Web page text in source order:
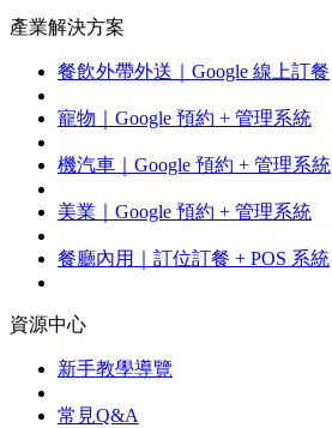
產業解決方案
餐飲外帶外送｜Google 線上訂餐
寵物｜Google 預約 + 管理系統
機汽車｜Google 預約 + 管理系統
美業｜Google 預約 + 管理系統
餐廳內用｜訂位訂餐 + POS 系統
資源中心
新手教學導覽
常見Q&A